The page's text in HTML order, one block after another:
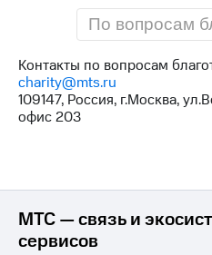
информация
Медиа-центр
Пресс-
релизы
Интервью
Контакты по вопросам
charity@mts.ru
109147, Россия, г.Москва,
офис 203
МТС — связь и
сервисов